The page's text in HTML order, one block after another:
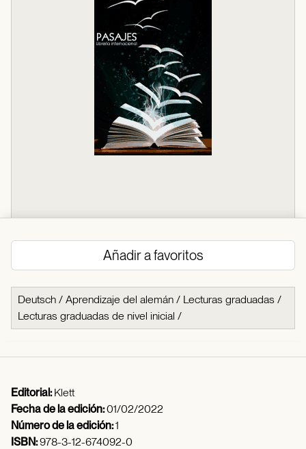
Añadir a favoritos
Deutsch / Aprendizaje del alemán / Lecturas graduadas /
Lecturas graduadas de nivel inicial /
Editorial:Klett
Fecha de la edición:01/02/2022
Número de la edición:1
ISBN:978-3-12-674092-0